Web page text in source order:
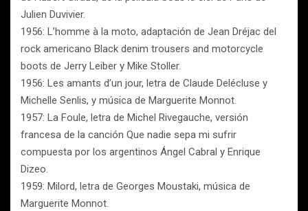
Julien Duvivier.
1956: L’homme à la moto, adaptación de Jean Dréjac del
rock americano Black denim trousers and motorcycle
boots de Jerry Leiber y Mike Stoller.
1956: Les amants d’un jour, letra de Claude Delécluse y
Michelle Senlis, y música de Marguerite Monnot.
1957: La Foule, letra de Michel Rivegauche, versión
francesa de la canción Que nadie sepa mi sufrir
compuesta por los argentinos Ángel Cabral y Enrique
Dizeo.
1959: Milord, letra de Georges Moustaki, música de
Marguerite Monnot.